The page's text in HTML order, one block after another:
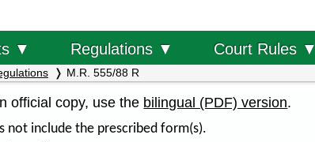
▼ Regulations ▼ Court Rules ▼
M.R. 555/88 R
official copy, use the bilingual (PDF) version.
include the prescribed form(s).